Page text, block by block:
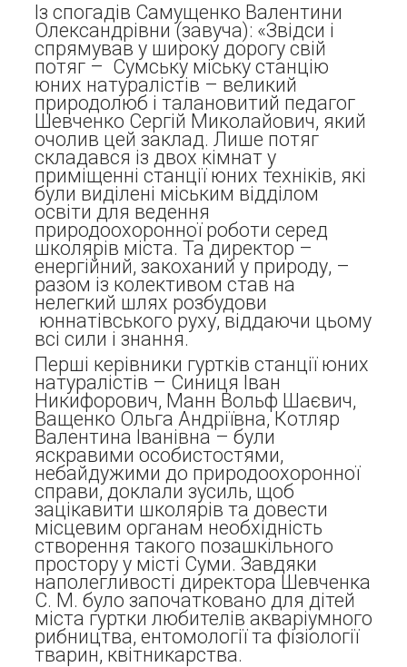
Із спогадів Самущенко Валентини
Олександрівни (завуча): «Звідси і
спрямував у широку дорогу свій
потяг – Сумську міську станцію
юних натуралістів – великий
природолюб і талановитий педагог
Шевченко Сергій Миколайович, який
очолив цей заклад. Лише потяг
складався із двох кімнат у
приміщенні станції юних техніків, які
були виділені міським відділом
освіти для ведення
природоохоронної роботи серед
школярів міста. Та директор –
енергійний, закоханий у природу, –
разом із колективом став на
нелегкий шлях розбудови
юннатівського руху, віддаючи цьому
всі сили і знання.
Перші керівники гуртків станції юних
натуралістів – Синиця Іван
Никифорович, Манн Вольф Шаєвич,
Ващенко Ольга Андріївна, Котляр
Валентина Іванівна – були
яскравими особистостями,
небайдужими до природоохоронної
справи, доклали зусиль, щоб
зацікавити школярів та довести
місцевим органам необхідність
створення такого позашкільного
простору у місті Суми. Завдяки
наполегливості директора Шевченка
С. М. було започатковано для дітей
міста гуртки любителів акваріумного
рибництва, ентомології та фізіології
тварин, квітникарства.